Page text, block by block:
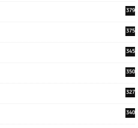
379
375
345
350
327
340